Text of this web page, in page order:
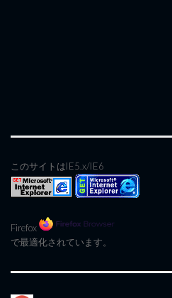
このサイトはIE5.x/IE6
Firefox
で最適化されています。